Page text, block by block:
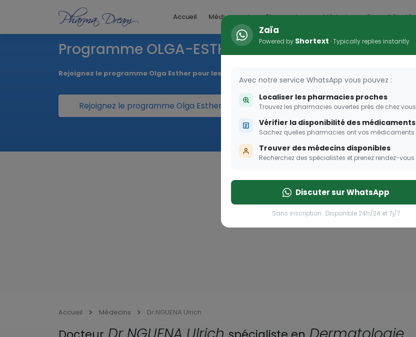
Accueil Médicaments Pharmacies Médecins Conseil Santé
Programme OLGA-ESTHER
Rejoignez le programme Olga Esther pour les femmes enceintes
Rejoignez le programme Olga Esther pour les femmes enceintes
Accueil Médecins Dr NGUENA Ulrich
Zaïa
Powered by Shortext · Typically replies instantly
Avec notre service WhatsApp vous pouvez :
Localiser les pharmacies proches
Trouvez les pharmacies ouvertes près de chez vous
Vérifier la disponibilité des médicaments
Sachez quelles pharmacies ont vos médicaments
Trouver des médecins disponibles
Recherchez des spécialistes et prenez rendez-vous
Discuter sur WhatsApp
Sans inscription · Disponible 24h/24 et 7j/7